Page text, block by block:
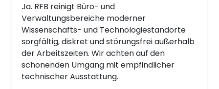
Ja. RFB reinigt Büro- und
Verwaltungsbereiche moderner
Wissenschafts- und Technologiestandorte
sorgfältig, diskret und störungsfrei außerhalb
der Arbeitszeiten. Wir achten auf den
schonenden Umgang mit empfindlicher
technischer Ausstattung.